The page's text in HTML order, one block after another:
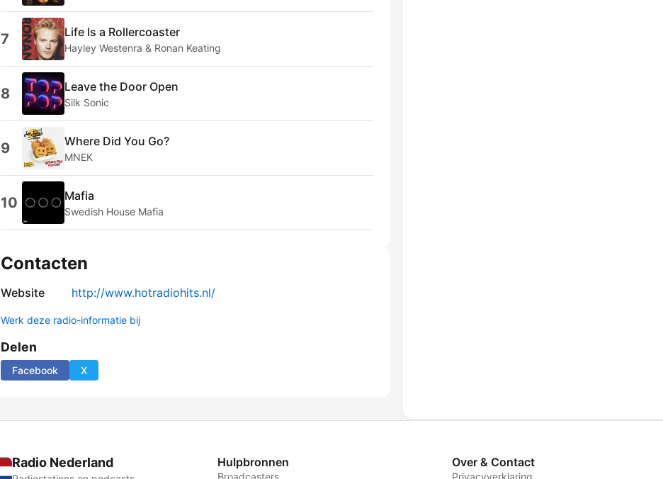
7 Life Is a Rollercoaster
Hayley Westenra & Ronan Keating
8 Leave the Door Open
Silk Sonic
9 Where Did You Go?
MNEK
10 Mafia
Swedish House Mafia
Contacten
Website http://www.hotradiohits.nl/
Werk deze radio-informatie bij
Delen
Facebook X
Radio Nederland Hulpbronnen Over & Contact